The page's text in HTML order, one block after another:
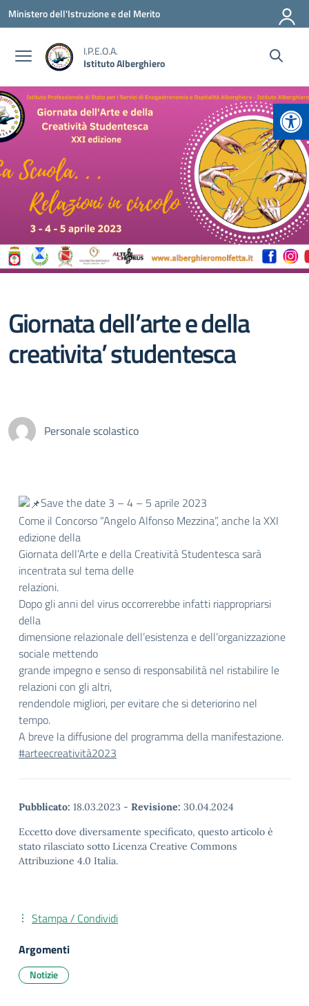
Vai ai contenuti
Vai al menu di navigazione
Vai al footer
Ministero dell'Istruzione e del Merito
I.P.E.O.A.
Istituto Alberghiero
Giornata dell’arte e della
creativita’ studentesca
Personale scolastico
Save the date 3 – 4 – 5 aprile 2023
Come il Concorso “Angelo Alfonso Mezzina”, anche la XXI
edizione della
Giornata dell’Arte e della Creatività Studentesca sarà
incentrata sul tema delle
relazioni.
Dopo gli anni del virus occorrerebbe infatti riappropriarsi
della
dimensione relazionale dell’esistenza e dell’organizzazione
sociale mettendo
grande impegno e senso di responsabilità nel ristabilire le
relazioni con gli altri,
rendendole migliori, per evitare che si deteriorino nel
tempo.
A breve la diffusione del programma della manifestazione.
#arteecreatività2023
Pubblicato: 18.03.2023 - Revisione: 30.04.2024
Eccetto dove diversamente specificato, questo articolo è
stato rilasciato sotto Licenza Creative Commons
Attribuzione 4.0 Italia.
Stampa / Condividi
Argomenti
Notizie